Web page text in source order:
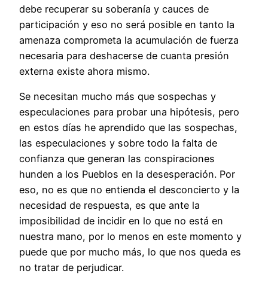
debe recuperar su soberanía y cauces de
participación y eso no será posible en tanto la
amenaza comprometa la acumulación de fuerza
necesaria para deshacerse de cuanta presión
externa existe ahora mismo.
Se necesitan mucho más que sospechas y
especulaciones para probar una hipótesis, pero
en estos días he aprendido que las sospechas,
las especulaciones y sobre todo la falta de
confianza que generan las conspiraciones
hunden a los Pueblos en la desesperación. Por
eso, no es que no entienda el desconcierto y la
necesidad de respuesta, es que ante la
imposibilidad de incidir en lo que no está en
nuestra mano, por lo menos en este momento y
puede que por mucho más, lo que nos queda es
no tratar de perjudicar.